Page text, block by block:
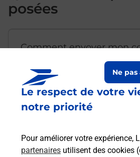
Le respect de votre
notre priorité
Pour améliorer votre expérience,
partenaires utilisent des cookies
Ne
posées
Comment envoyer mon
Est-il possible d’acheter
emballage directement